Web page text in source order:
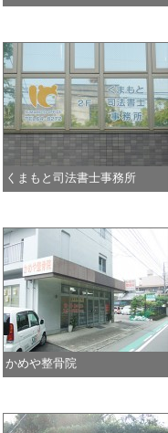
くまもと司法書士事務所
かめや整骨院